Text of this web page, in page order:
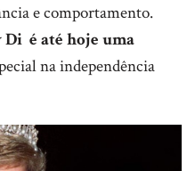
e comportamento.
Di é até hoje uma
na independência